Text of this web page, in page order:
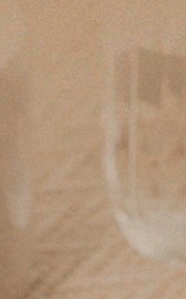
Vermelho Le
Copos Ribeiro